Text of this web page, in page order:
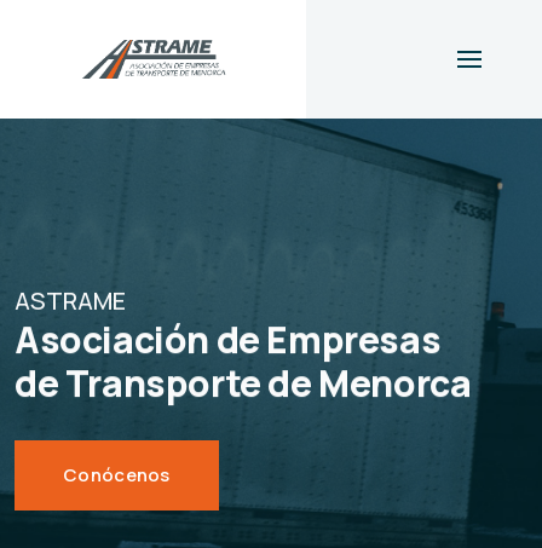
ASTRAME
Asociación de Empresas
de Transporte de Menorca
Conócenos